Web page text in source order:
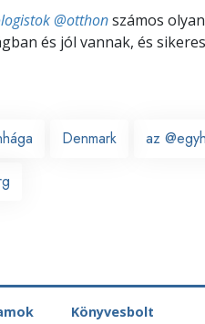
@otthonszámos
és jól vannak, és
Denmark az
Könyvesbolt